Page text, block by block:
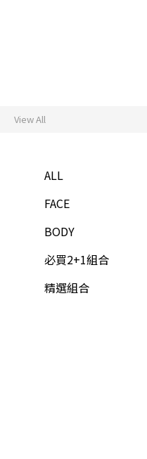
View All
ALL
FACE
BODY
必買2+1組合
精選組合